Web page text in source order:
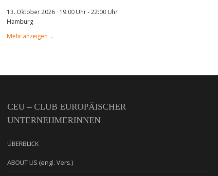
13. Oktober 2026 · 19:00 Uhr-22:00 Uhr
Hamburg
Mehr anzeigen …
CEU – CLUB EUROPÄISCHER
UNTERNEHMERINNEN
ÜBERBLICK
ABOUT US (engl. Vers.)